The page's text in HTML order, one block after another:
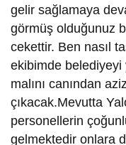
gelir sağlamaya
görmüş olduğunuz
cekettir. Ben nasıl
ekibimde belediyeyi
malını canından
çıkacak.Mevutta
personellerin
gelmektedir onlara